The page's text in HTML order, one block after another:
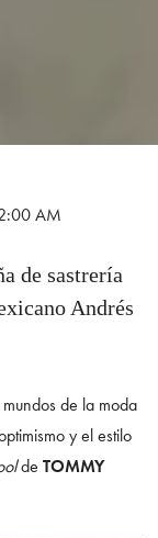
AM
de sastrería
Andrés
de la moda
y el estilo
de TOMMY